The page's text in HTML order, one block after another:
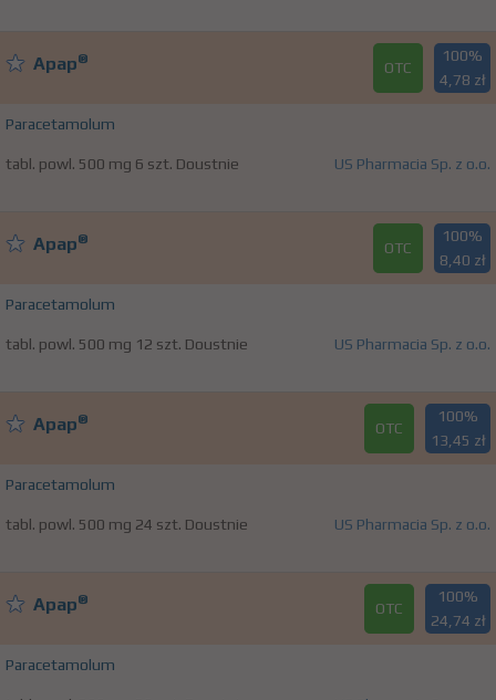
Apap® OTC
100%
4,78 zł
Paracetamolum
tabl. powl. 500 mg 6 szt. Doustnie US Pharmacia Sp. z o.o.
Apap® OTC
100%
8,40 zł
Paracetamolum
tabl. powl. 500 mg 12 szt. Doustnie US Pharmacia Sp. z o.o.
Apap® OTC
100%
13,45 zł
Paracetamolum
tabl. powl. 500 mg 24 szt. Doustnie US Pharmacia Sp. z o.o.
Apap® OTC
100%
24,74 zł
Paracetamolum